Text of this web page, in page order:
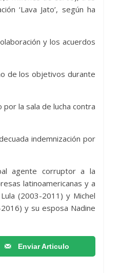
‘Lava Jato’, según ha
y los acuerdos
de los objetivos durante
la sala de lucha contra
indemnización por
agente corruptor a la
latinoamericanas y a
(2003-2011) y Michel
y su esposa Nadine
Enviar Articulo
en medio de
de guerra en Oriente
de 2026 Bolivia Energia Libre